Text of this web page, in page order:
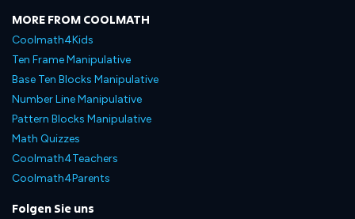
MORE FROM COOLMATH
Coolmath4Kids
Ten Frame Manipulative
Base Ten Blocks Manipulative
Number Line Manipulative
Pattern Blocks Manipulative
Math Quizzes
Coolmath4Teachers
Coolmath4Parents
Folgen Sie uns